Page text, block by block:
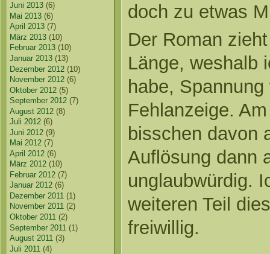
Juni 2013 (6)
Mai 2013 (6)
April 2013 (7)
März 2013 (10)
Februar 2013 (10)
Januar 2013 (13)
Dezember 2012 (10)
November 2012 (6)
Oktober 2012 (5)
September 2012 (7)
August 2012 (8)
Juli 2012 (6)
Juni 2012 (9)
Mai 2012 (7)
April 2012 (6)
März 2012 (10)
Februar 2012 (7)
Januar 2012 (6)
Dezember 2011 (1)
November 2011 (2)
Oktober 2011 (2)
September 2011 (1)
August 2011 (3)
Juli 2011 (4)
doch zu etwas
Der Roman
Länge, weshalb
habe,
Fehlanzeige.
bisschen davon
Auflösung dann
unglaubwürdig.
weiteren Teil
freiwillig.